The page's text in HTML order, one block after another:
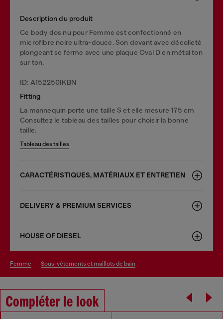
Description du produit
Ce body dos nu pour Femme est confectionné en
microfibre noire ultra-douce. Son devant avec décolleté
plongeant se ferme avec une plaque Oval D en métal ton
sur ton.
ID: A152250IKBN
Fitting
La mannequin porte une taille S et elle mesure 175 cm
Consultez le tableau des tailles pour choisir la bonne
taille.
Tableau des tailles
CARACTÉRISTIQUES, MATÉRIAUX ET ENTRETIEN
DELIVERY & PREMIUM SERVICES
HOUSE OF DIESEL
femme sous-vêtements et maillots de bain
Compléter le look